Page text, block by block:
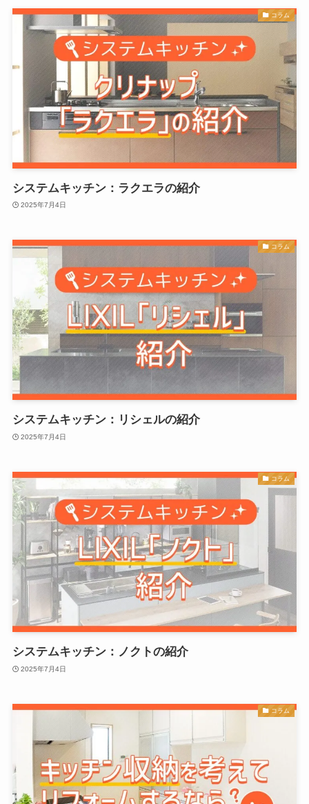
コラム
システムキッチン：ラクエラの紹介
2025年7月4日
コラム
システムキッチン：リシェルの紹介
2025年7月4日
コラム
システムキッチン：ノクトの紹介
2025年7月4日
コラム